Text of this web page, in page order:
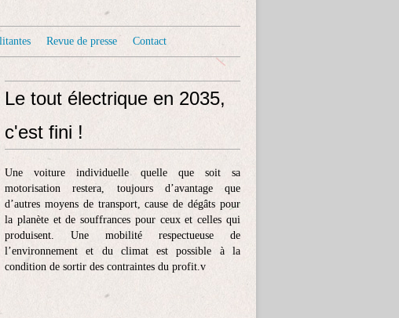
Revue de presse Contact
Le tout électrique en 2035,
c'est fini !
Une voiture individuelle quelle que soit sa
motorisation restera, toujours d’avantage que
d’autres moyens de transport, cause de dégâts pour
la planète et de souffrances pour ceux et celles qui
produisent. Une mobilité respectueuse de
l’environnement et du climat est possible à la
condition de sortir des contraintes du profit.v